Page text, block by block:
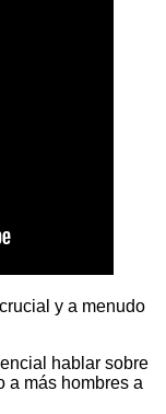
y a menudo
hablar sobre
a más hombres a